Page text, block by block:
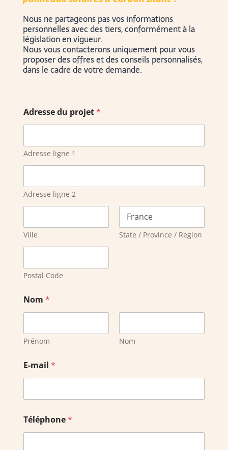
Nous ne partageons pas vos informations
personnelles avec des tiers, conformément à la
législation en vigueur.
Nous vous contacterons uniquement pour vous
proposer des offres et des conseils personnalisés,
dans le cadre de votre demande.
Adresse du projet*
Adresse ligne 1
Adresse ligne 2
Ville State / Province / Region
Postal Code
Nom *
Prénom Nom
E-mail *
Téléphone*